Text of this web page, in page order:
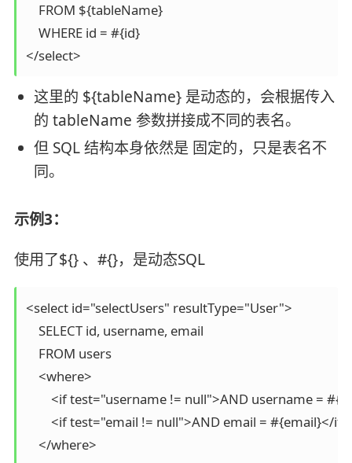
    FROM ${tableName}
    WHERE id = #{id}
</select>
这里的 ${tableName} 是动态的，会根据传入
的 tableName 参数拼接成不同的表名。
但 SQL 结构本身依然是 固定的，只是表名不
同。
示例3：
使用了${} 、#{}，是动态SQL
<select id="selectUsers" resultType="User">
    SELECT id, username, email
    FROM users
    <where>
<if test="username != null">AND username =
        <if test="email != null">AND email = #{email}</if>
    </where>